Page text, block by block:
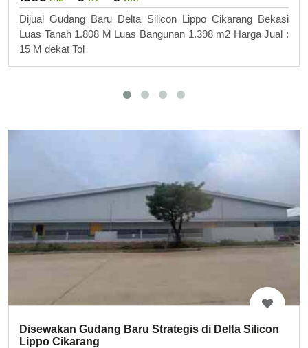
Dijual Gudang Baru Delta Silicon Lippo Cikarang Bekasi
Luas Tanah 1.808 M Luas Bangunan 1.398 m2 Harga Jual :
15 M dekat Tol
Disewakan Gudang Baru Strategis di Delta Silicon
Lippo Cikarang